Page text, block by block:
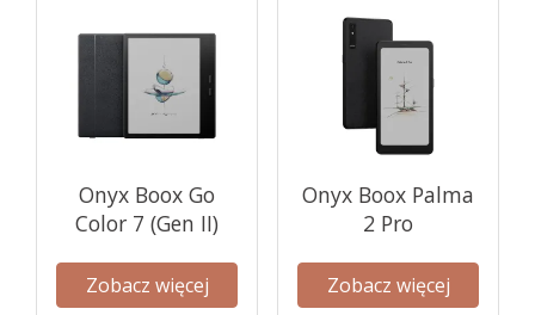
Onyx Boox Go
Color 7 (Gen II)
Zobacz więcej
Onyx Boox Palma
2 Pro
Zobacz więcej